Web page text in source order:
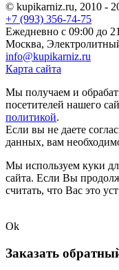
© kupikarniz.ru, 2010 -
+7 (993) 356-74-75
Eжедневно с 09:00 до
Москва,
info@kupikarniz.ru
Карта сайта
Мы получаем и
посетителей нашего
политикой.
Если вы не даете
данных, вам
Мы используем куки
сайта. Если Вы
считать, что Вас это
Ok
Заказать